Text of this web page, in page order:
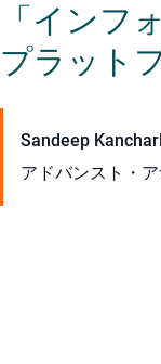
「インフ
プラット
Sandeep
アドバンスト・